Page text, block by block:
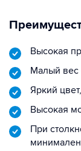
Высокая
Малый вес
Яркий
Высокая
При
минимален